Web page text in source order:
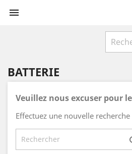

BATTERIE
Veuillez nous excuser pour
Effectuez une nouvelle recherche